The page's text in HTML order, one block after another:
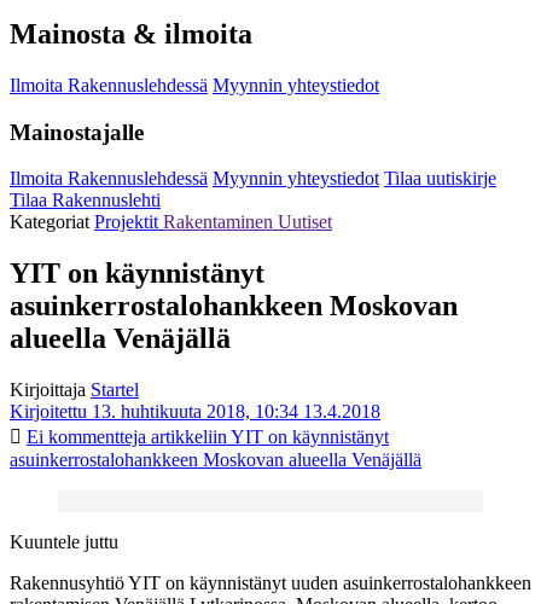
Mainosta & ilmoita
Ilmoita Rakennuslehdessä Myynnin yhteystiedot
Mainostajalle
Ilmoita Rakennuslehdessä Myynnin yhteystiedot Tilaa uutiskirje
Tilaa Rakennuslehti
KategoriatProjektitRakentaminen Uutiset
YIT on käynnistänyt
asuinkerrostalohankkeen Moskovan
alueella Venäjällä
Kirjoittaja Startel
Kirjoitettu 13. huhtikuuta 2018, 10:34 13.4.2018
Ei kommentteja artikkeliin YIT on käynnistänyt
asuinkerrostalohankkeen Moskovan alueella Venäjällä
Kuuntele juttu
Rakennusyhtiö YIT on käynnistänyt uuden asuinkerrostalohankkeen